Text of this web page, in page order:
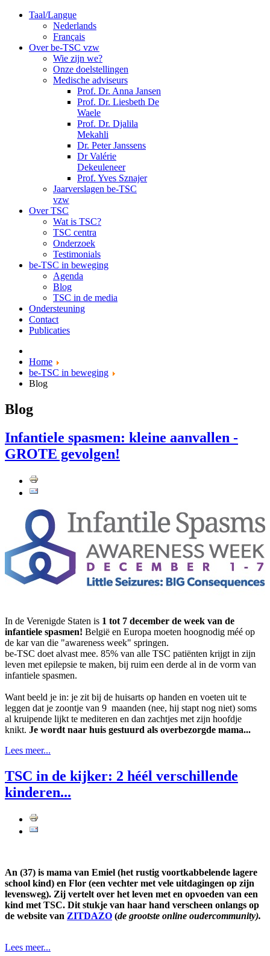
Taal/Langue
Nederlands
Français
Over be-TSC vzw
Wie zijn we?
Onze doelstellingen
Medische adviseurs
Prof. Dr. Anna Jansen
Prof. Dr. Liesbeth De
Waele
Prof. Dr. Djalila
Mekahli
Dr. Peter Janssens
Dr Valérie
Dekeuleneer
Prof. Yves Sznajer
Jaarverslagen be-TSC
vzw
Over TSC
Wat is TSC?
TSC centra
Onderzoek
Testimonials
be-TSC in beweging
Agenda
Blog
TSC in de media
Ondersteuning
Contact
Publicaties
Home
be-TSC in beweging
Blog
Blog
Infantiele spasmen: kleine aanvallen -
GROTE gevolgen!
In de Verenigde Staten is 1 tot 7 december de week van de
infantiele spasmen! België en Europa moeten hoognodig méé op
de kar van die "awareness week" springen.
be-TSC doet alvast mee. 85% van alle TSC patiënten krijgt in zijn
leven met epilepsie te maken, bij ruim een derde al in de vorm van
infantiele spasmen.
Want beeld je in: je zit bij de huisarts op handen en voeten uit te
leggen dat je zoontje van 9 maanden (nee, hij stapt nog niet) soms
al kruipende lijkt te mediteren en dan zachtjes met zijn hoofdje
knikt. Je wordt naar huis gestuurd als overbezorgde mama...
Lees meer...
TSC in de kijker: 2 héél verschillende
kinderen...
An (37) is mama van Emiel (het rustig voortkabbelende lagere
school kind) en Flor (een vechter met vele uitdagingen op zijn
levensweg). Zij vertelt over het leven met en opvoeden van een
kind met TSC. Dit stukje van haar hand verscheen onlangs op
de website van ZITDAZO (de grootste online oudercommunity).
Lees meer...